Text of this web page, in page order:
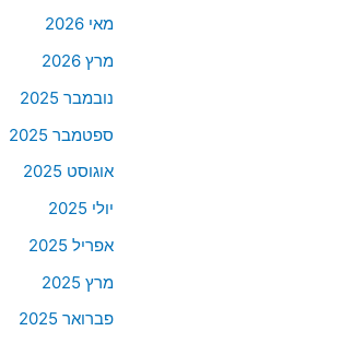
מאי 2026
מרץ 2026
נובמבר 2025
ספטמבר 2025
אוגוסט 2025
יולי 2025
אפריל 2025
מרץ 2025
פברואר 2025